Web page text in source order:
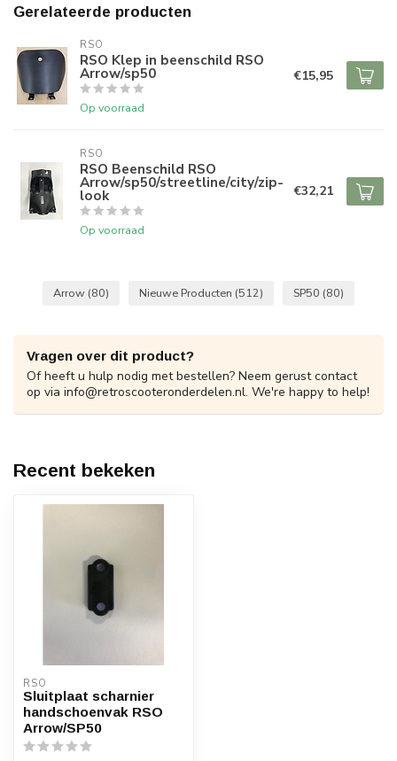
Gerelateerde producten
RSO
RSO Klep in beenschild RSO
Arrow/sp50
Op voorraad
€15,95
RSO
RSO Beenschild RSO
Arrow/sp50/streetline/city/zip-
look
Op voorraad
€32,21
Arrow (80) Nieuwe Producten (512) SP50 (80)
Vragen over dit product?
Of heeft u hulp nodig met bestellen? Neem gerust contact
op via info@retroscooteronderdelen.nl. We're happy to help!
Recent bekeken
RSO
Sluitplaat scharnier
handschoenvak RSO
Arrow/SP50